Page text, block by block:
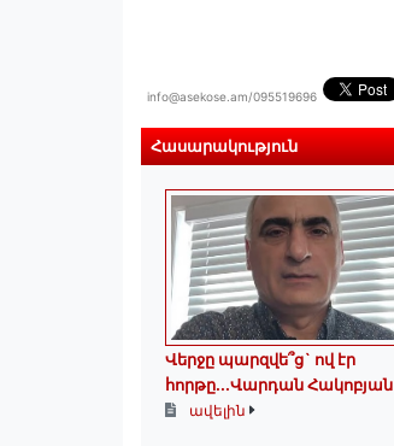
info@asekose.am/095519696
Հասարակություն
Վերջը պարզվե՞ց` ով էր
հորթը...Վարդան Հակոբյան
ավելին